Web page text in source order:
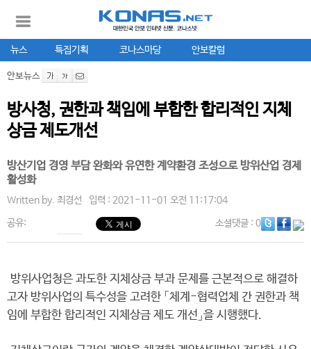
뉴스 특집기획 코나스마당 안보칼럼
안보뉴스
방사청, 권한과 책임에 부합한 합리적인 지체
상금 제도개선
방산기업 경영 부담 완화와 유연한 계약환경 조성으로 방위산업 경제
활성화
Written by. 최경선 입력 : 2021-11-01 오전 11:17:04
공유: 소셜댓글: 0
방위사업청은 과도한 지체상금 부과 문제를 근본적으로 해결하
고자 방위사업의 특수성을 고려한 「체계-협력업체 간 권한과 책
임에 부합한 합리적인 지체상금 제도 개선」을 시행했다.